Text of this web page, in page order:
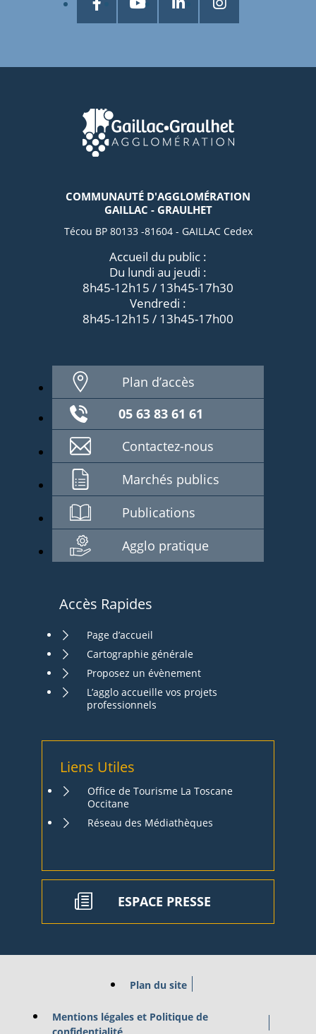
COMMUNAUTÉ D'AGGLOMÉRATION
GAILLAC - GRAULHET
Técou BP 80133 -81604 - GAILLAC Cedex
Accueil du public :
Du lundi au jeudi :
8h45-12h15 / 13h45-17h30
Vendredi :
8h45-12h15 / 13h45-17h00
Plan d’accès
05 63 83 61 61
Contactez-nous
Marchés publics
Publications
Agglo pratique
Accès Rapides
Page d’accueil
Cartographie générale
Proposez un évènement
L’agglo accueille vos projets
professionnels
Liens Utiles
Office de Tourisme La Toscane
Occitane
Réseau des Médiathèques
ESPACE PRESSE
Plan du site
Mentions légales et Politique de